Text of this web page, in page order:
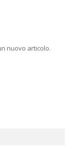
nuovo articolo.